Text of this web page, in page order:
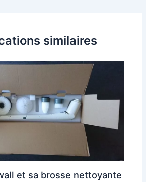
similaires
et sa brosse nettoyante